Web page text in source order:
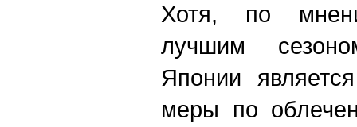
Хотя, по
лучшим
Японии
меры по